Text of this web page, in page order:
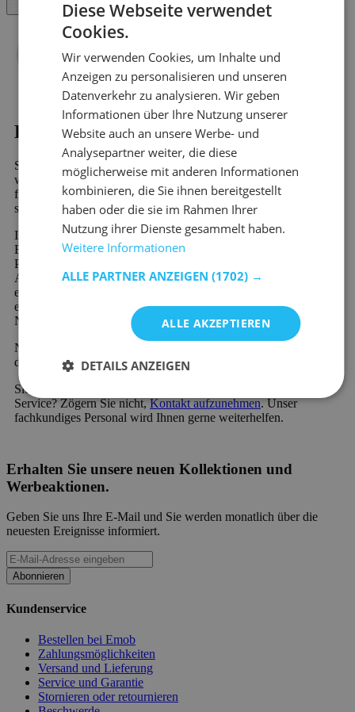
Kaufen?
Sind Sie auf der Suche nach Wandregale - Betonlook? Dann
werden Sie bei Emob, Ihrem Online-Möbelshop, garantiert
finden. In unserem riesigen Sortiment finden Sie mehr als 10.000
schöne Möbel und stimmungsvolle Wohndekorationsprodukte.
Ihr neues Lieblingsprodukt aus der Kategorie Wandregale -
Betonlook wird schnell und preiswert verschickt. Viele unserer
Produkte sind sofort verfügbar und werden schnell geliefert.
Außerdem profitieren Sie von 60 Tagen Rückgaberecht und
einer 2-Jahres-Garantie auf alle Möbel. Neu bei Emob und
einzigartig in der Branche ist die Möglichkeit der kostenlosen
Nachzahlung oder der geteilten Zahlung.
Neu bei Emob und einzigartig in der Branche ist die Möglichkeit
der kostenlosen Nachzahlung oder der geteilten Zahlung.
Sie haben eine Frage zu unseren Produkten oder unserem
Service? Zögern Sie nicht,Kontakt aufzunehmen. Unser
fachkundiges Personal wird Ihnen gerne weiterhelfen.
Erhalten Sie unsere neuen Kollektionen und
Werbeaktionen.
Geben Sie uns Ihre E-Mail und Sie werden monatlich über die
neuesten Ereignisse informiert.
Abonnieren
Kundenservice
Bestellen bei Emob
Zahlungsmöglichkeiten
Versand und Lieferung
Service und Garantie
Stornieren oder retournieren
Diese Webseite verwendet
Cookies.
Wir verwenden Cookies, um Inhalte und
Anzeigen zu personalisieren und unseren
Datenverkehr zu analysieren. Wir geben
Informationen über Ihre Nutzung unserer
Website auch an unsere Werbe- und
Analysepartner weiter, die diese
möglicherweise mit anderen Informationen
kombinieren, die Sie ihnen bereitgestellt
haben oder die sie im Rahmen Ihrer
Nutzung ihrer Dienste gesammelt haben.
Weitere Informationen
ALLE PARTNER ANZEIGEN (1702) →
ALLE AKZEPTIEREN
DETAILS ANZEIGEN